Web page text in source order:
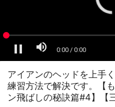
アイアンのヘッドを上手
練習方法で解決です。【
ン飛ばしの秘訣篇#4】【